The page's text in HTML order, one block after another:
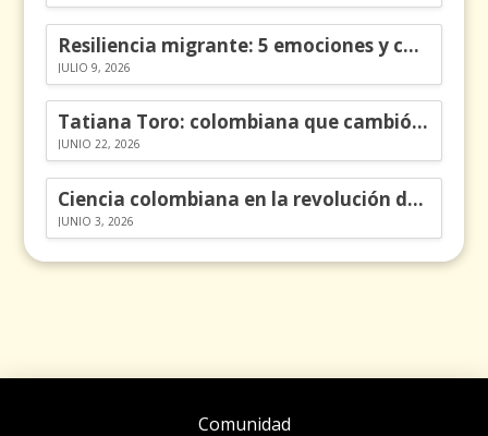
Resiliencia migrante: 5 emociones y cómo gestionarlas
JULIO 9, 2026
Tatiana Toro: colombiana que cambió la historia de las matemáticas
JUNIO 22, 2026
Ciencia colombiana en la revolución de los órganos en chips
JUNIO 3, 2026
Comunidad